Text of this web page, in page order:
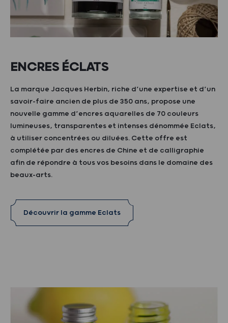
ENCRES ÉCLATS
La marque Jacques Herbin, riche d’une expertise et d’un
savoir-faire ancien de plus de 350 ans, propose une
nouvelle gamme d’encres aquarelles de 70 couleurs
lumineuses, transparentes et intenses dénommée Eclats,
à utiliser concentrées ou diluées. Cette offre est
complétée par des encres de Chine et de calligraphie
afin de répondre à tous vos besoins dans le domaine des
beaux-arts.
Découvrir la gamme Eclats